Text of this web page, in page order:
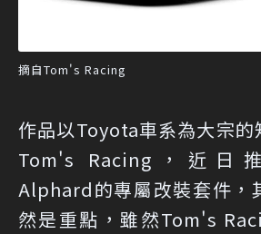
摘自Tom's Racing
作品以Toyota車系為大宗的
Tom's Racing，近日
Alphard的專屬改裝套件，
然是重點，雖然Tom's